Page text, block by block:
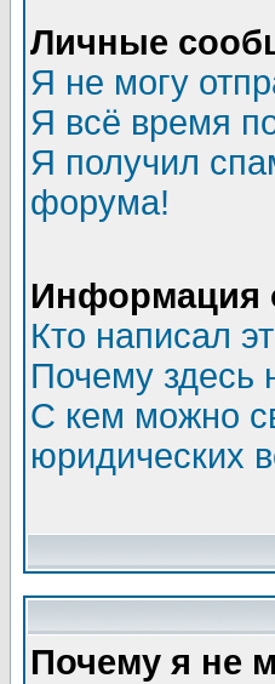
Личные
Я не могу
Я всё время
Я получил
форума!
Информация
Кто написал
Почему здесь
С кем можно
юридических
Почему я не